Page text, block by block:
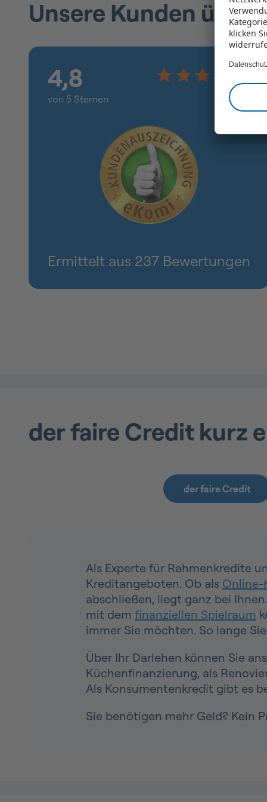
klicken
Unsere Kunden über
der faire Credit kurz
Als Experte für Rahmenkredite
Kreditangeboten. Ob als Online-
abschließen, liegt ganz bei
mit dem finanziellen Spielraum
immer Sie möchten. So lange
Über Ihr Darlehen können Sie
Küchenfinanzierung, als
Als Konsumentenkredit gibt es
Sie benötigen mehr Geld? Kein